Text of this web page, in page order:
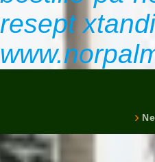
resept